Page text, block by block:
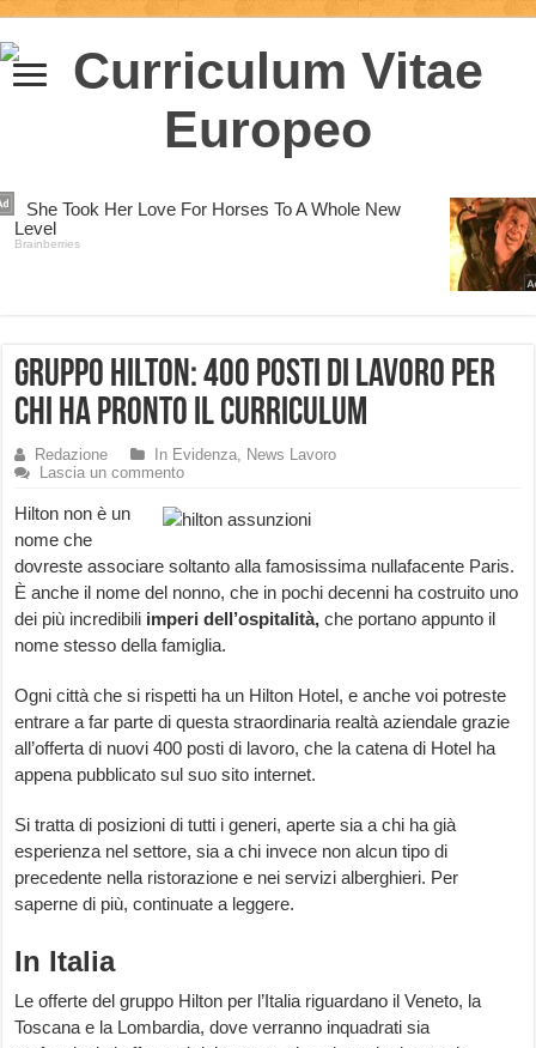
Gruppo Hilton: 400 posti di lavoro per
chi ha pronto il curriculum
Redazione In Evidenza, News Lavoro
Lascia un commento
Hilton non è un
nome che
dovreste associare soltanto alla famosissima nullafacente Paris.
È anche il nome del nonno, che in pochi decenni ha costruito uno
dei più incredibili imperi dell’ospitalità,che portano appunto il
nome stesso della famiglia.
Ogni città che si rispetti ha un Hilton Hotel, e anche voi potreste
entrare a far parte di questa straordinaria realtà aziendale grazie
all’offerta di nuovi 400 posti di lavoro, che la catena di Hotel ha
appena pubblicato sul suo sito internet.
Si tratta di posizioni di tutti i generi, aperte sia a chi ha già
esperienza nel settore, sia a chi invece non alcun tipo di
precedente nella ristorazione e nei servizi alberghieri. Per
saperne di più, continuate a leggere.
In Italia
Le offerte del gruppo Hilton per l’Italia riguardano il Veneto, la
Toscana e la Lombardia, dove verranno inquadrati sia